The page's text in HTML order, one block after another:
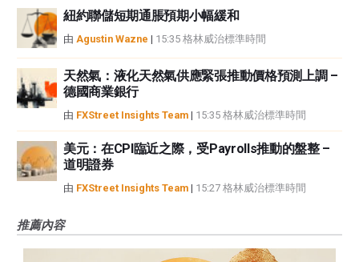
紐約聯儲短期通脹預期小幅緩和
由 Agustin Wazne | 15:35 格林威治標準時間
天然氣：液化天然氣供應緊張推動價格預測上調 –
德國商業銀行
由 FXStreet Insights Team | 15:35 格林威治標準時間
美元：在CPI臨近之際，受Payrolls推動的盤整 –
道明證券
由 FXStreet Insights Team | 15:27 格林威治標準時間
推薦內容